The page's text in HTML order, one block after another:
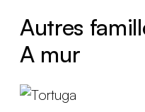
Autres
A mur